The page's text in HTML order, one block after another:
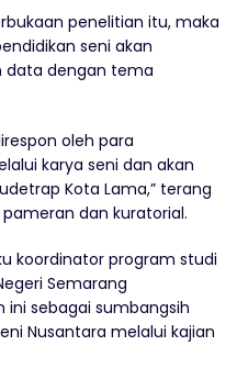
penelitian itu, maka
seni akan
data dengan tema
oleh para
karya seni dan akan
Kota Lama,” terang
dan kuratorial.
koordinator program studi
Semarang
sebagai sumbangsih
Nusantara melalui kajian